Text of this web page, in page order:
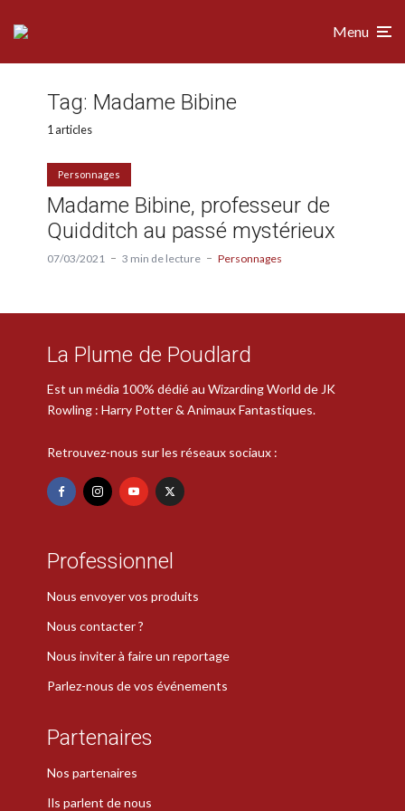
Menu
Tag: Madame Bibine
1 articles
Personnages
Madame Bibine, professeur de
Quidditch au passé mystérieux
07/03/2021 3 min de lecture Personnages
La Plume de Poudlard
Est un média 100% dédié au Wizarding World de JK
Rowling : Harry Potter & Animaux Fantastiques.
Retrouvez-nous sur les réseaux sociaux :
Professionnel
Nous envoyer vos produits
Nous contacter ?
Nous inviter à faire un reportage
Parlez-nous de vos événements
Partenaires
Nos partenaires
Ils parlent de nous